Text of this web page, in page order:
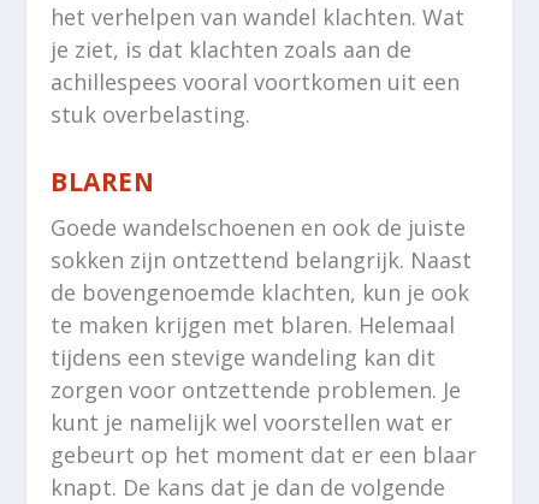
het verhelpen van wandel klachten. Wat
je ziet, is dat klachten zoals aan de
achillespees vooral voortkomen uit een
stuk overbelasting.
BLAREN
Goede wandelschoenen en ook de juiste
sokken zijn ontzettend belangrijk. Naast
de bovengenoemde klachten, kun je ook
te maken krijgen met blaren. Helemaal
tijdens een stevige wandeling kan dit
zorgen voor ontzettende problemen. Je
kunt je namelijk wel voorstellen wat er
gebeurt op het moment dat er een blaar
knapt. De kans dat je dan de volgende